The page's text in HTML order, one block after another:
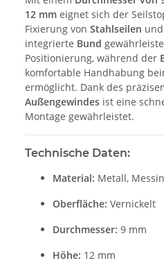
12 mm eignet sich der
Fixierung von Stahlseilen und
integrierte Bund
Positionierung, während der
komfortable Handhabung
ermöglicht. Dank des
Außengewindes ist eine
Montage gewährleistet.
Technische Daten:
Material: Metall,
Oberfläche: Vernickelt
Durchmesser: 9 mm
Höhe: 12 mm